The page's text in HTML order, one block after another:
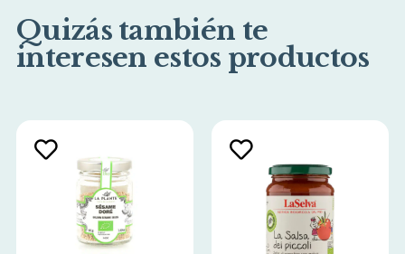
Quizás también te
interesen estos productos